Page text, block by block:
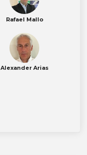
Rafael Mallo
Alexander Arias